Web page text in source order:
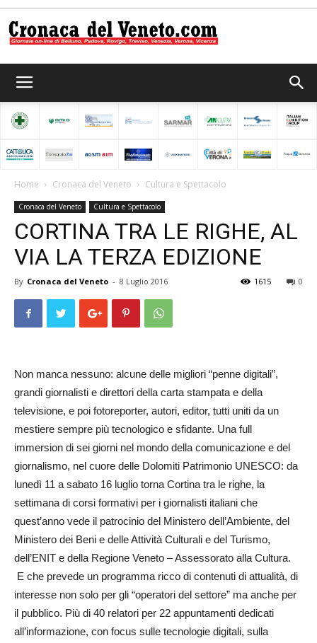
del
Veneto
Home Cronaca del Veneto Cultura e Spettacolo
Cronaca del Veneto Cultura e Spettacolo
CORTINA TRA LE RIGHE, AL
VIA LA TERZA EDIZIONE
By Cronaca del Veneto - 8 Luglio 2016 0
1615
Non manca nessuno: alcune delle migliori “penne digitali”,
grandi giornalisti e direttori della carta stampata e della
televisione, e poi fotoreporter, autori, editor, tutti uniti da un
mestiere sempre più tecnologico e sfidante. Una full
immersion di sei giorni nel mondo della comunicazione e del
giornalismo, nel cuore delle Dolomiti Patrimonio UNESCO: da
lunedì 11 a sabato 16 luglio torna Cortina tra le righe, la
settimana di corsi formativi per i giornalisti italiani che
quest’anno vede il patrocinio del Ministero dell’Ambiente, del
Ministero dei Beni e delle Attività Culturali e del Turismo,
dell’ENIT e della Regione Veneto – Assessorato alla Cultura.
E che prevede un programma ricco di contenuti di attualità, di
interesse non solo per gli “operatori del settore” ma anche per
il pubblico. Più di 40 relatori per 22 appuntamenti dedicati
all’informazione, con focus sulle tecnologie digitali, sulla